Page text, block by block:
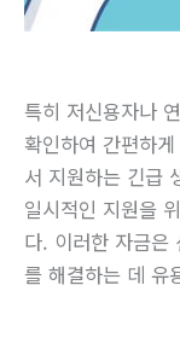
특히 저신용자나
확인하여 간편하
서 지원하는 긴급
일시적인 지원을
다. 이러한 자금은
를 해결하는 데 유